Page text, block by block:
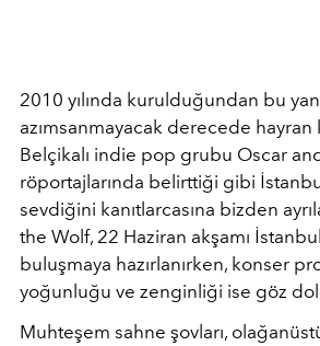
2010 yılında kurulduğundan bu
azımsanmayacak derecede hayran
Belçikalı indie pop grubu Oscar
röportajlarında belirttiği gibi
sevdiğini kanıtlarcasına bizden
the Wolf, 22 Haziran akşamı
buluşmaya hazırlanırken, konser
yoğunluğu ve zenginliği ise göz
Muhteşem sahne şovları,